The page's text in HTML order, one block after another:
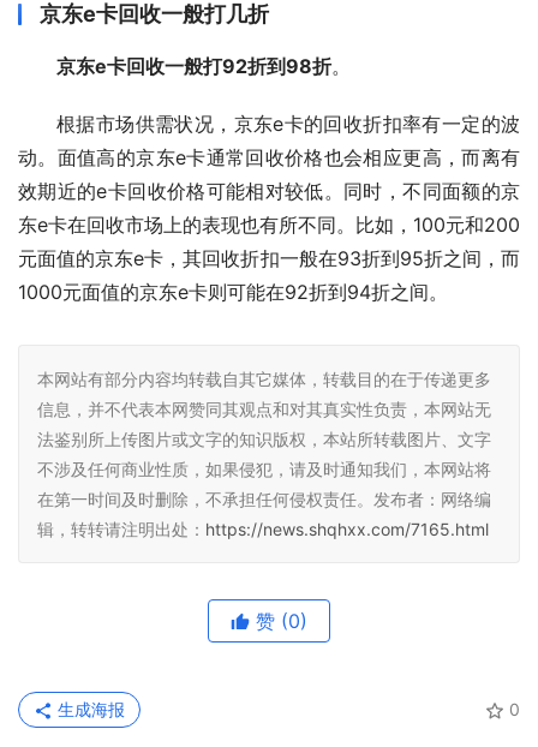
京东e卡回收一般打几折
京东e卡回收一般打92折到98折。
根据市场供需状况，京东e卡的回收折扣率有一定的波
动。面值高的京东e卡通常回收价格也会相应更高，而离有
效期近的e卡回收价格可能相对较低。同时，不同面额的京
东e卡在回收市场上的表现也有所不同。比如，100元和200
元面值的京东e卡，其回收折扣一般在93折到95折之间，而
1000元面值的京东e卡则可能在92折到94折之间。
本网站有部分内容均转载自其它媒体，转载目的在于传递更多
信息，并不代表本网赞同其观点和对其真实性负责，本网站无
法鉴别所上传图片或文字的知识版权，本站所转载图片、文字
不涉及任何商业性质，如果侵犯，请及时通知我们，本网站将
在第一时间及时删除，不承担任何侵权责任。发布者：网络编
辑，转转请注明出处： https://news.shqhxx.com/7165.html
赞 (0)
0
生成海报